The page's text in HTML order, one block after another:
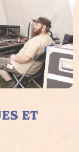
ET